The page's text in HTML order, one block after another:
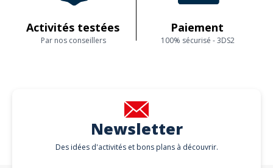
Activités testées
Par nos conseillers
Paiement
100% sécurisé - 3DS2
Newsletter
Des idées d'activités et bons plans à découvrir.